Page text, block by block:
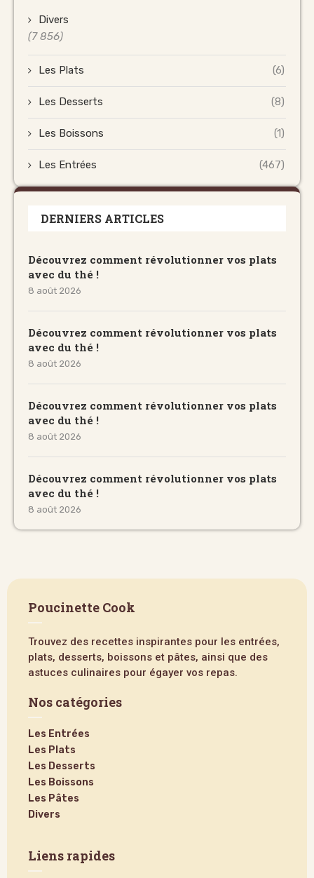
Divers
(7 856)
Les Plats (6)
Les Desserts (8)
Les Boissons (1)
Les Entrées (467)
DERNIERS ARTICLES
Découvrez comment révolutionner vos plats
avec du thé !
8 août 2026
Découvrez comment révolutionner vos plats
avec du thé !
8 août 2026
Découvrez comment révolutionner vos plats
avec du thé !
8 août 2026
Découvrez comment révolutionner vos plats
avec du thé !
8 août 2026
Poucinette Cook
Trouvez des recettes inspirantes pour les entrées,
plats, desserts, boissons et pâtes, ainsi que des
astuces culinaires pour égayer vos repas.
Nos catégories
Les Entrées
Les Plats
Les Desserts
Les Boissons
Les Pâtes
Divers
Liens rapides